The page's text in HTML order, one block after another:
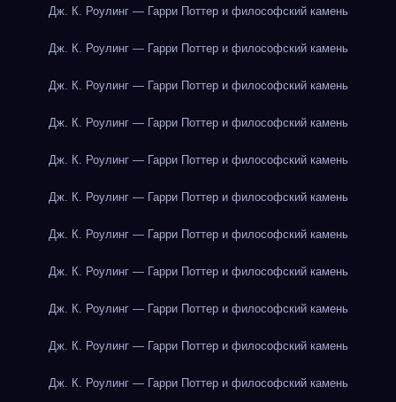
Дж. К. Роулинг — Гарри Поттер и философский камень
Дж. К. Роулинг — Гарри Поттер и философский камень
Дж. К. Роулинг — Гарри Поттер и философский камень
Дж. К. Роулинг — Гарри Поттер и философский камень
Дж. К. Роулинг — Гарри Поттер и философский камень
Дж. К. Роулинг — Гарри Поттер и философский камень
Дж. К. Роулинг — Гарри Поттер и философский камень
Дж. К. Роулинг — Гарри Поттер и философский камень
Дж. К. Роулинг — Гарри Поттер и философский камень
Дж. К. Роулинг — Гарри Поттер и философский камень
Дж. К. Роулинг — Гарри Поттер и философский камень